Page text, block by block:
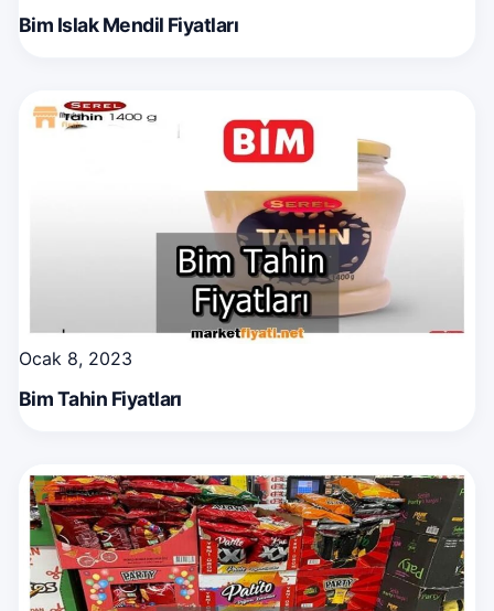
Bim Islak Mendil Fiyatları
Ocak 8, 2023
Bim Tahin Fiyatları